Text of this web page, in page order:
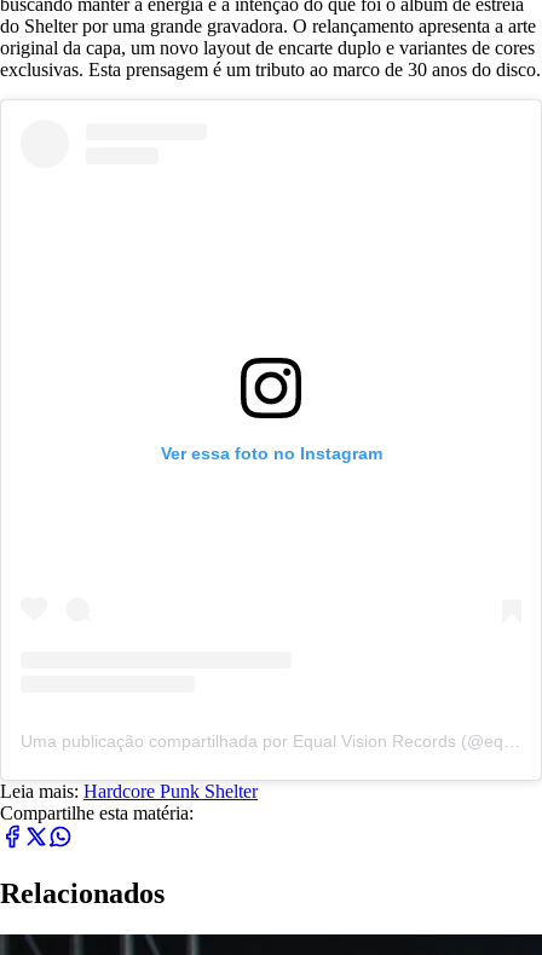
do Shelter por uma grande gravadora. O relançamento apresenta a arte
original da capa, um novo layout de encarte duplo e variantes de cores
exclusivas. Esta prensagem é um tributo ao marco de 30 anos do disco.
Ver essa foto no Instagram
Leia mais: Hardcore Punk Shelter
Compartilhe esta matéria:
Relacionados